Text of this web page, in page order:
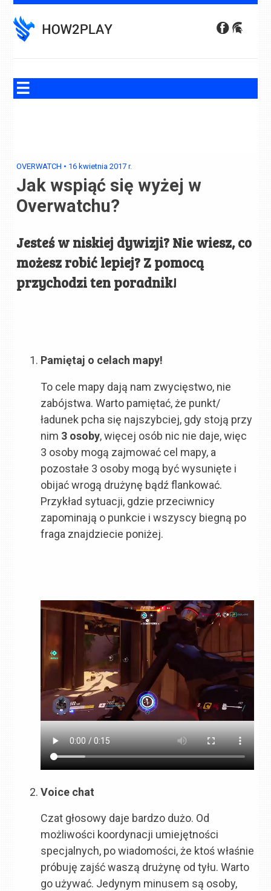
to
content
OVERWATCH • 16 kwietnia 2017 r.
Jak wspiąć się wyżej w
Overwatchu?
Jesteś w niskiej dywizji? Nie wiesz, co
możesz robić lepiej? Z pomocą
przychodzi ten poradnik!
Pamiętaj o celach mapy!
To cele mapy dają nam zwycięstwo, nie
zabójstwa. Warto pamiętać, że punkt/
ładunek pcha się najszybciej, gdy stoją przy
nim 3 osoby, więcej osób nic nie daje, więc
3 osoby mogą zajmować cel mapy, a
pozostałe 3 osoby mogą być wysunięte i
obijać wrogą drużynę bądź flankować.
Przykład sytuacji, gdzie przeciwnicy
zapominają o punkcie i wszyscy biegną po
fraga znajdziecie poniżej.
Voice chat
Czat głosowy daje bardzo dużo. Od
możliwości koordynacji umiejętności
specjalnych, po wiadomości, że ktoś właśnie
próbuję zajść waszą drużynę od tyłu. Warto
go używać. Jedynym minusem są osoby,